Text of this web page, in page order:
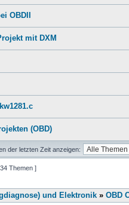
OBDII
mit DXM
(OBD)
der letzten Zeit anzeigen:
Themen ]
und Elektronik » OBD